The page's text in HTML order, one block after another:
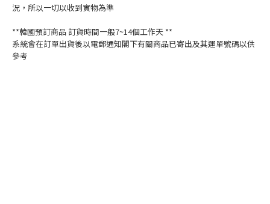
況，所以一切以收到實物為準
**韓國預訂商品 訂貨時間一般7~14個工作天 **
系統會在訂單出貨後以電郵通知閣下有關商品已寄出及其運單號碼以供
參考